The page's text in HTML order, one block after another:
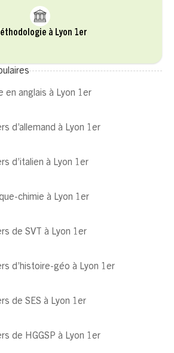
à Lyon 1er
en anglais à Lyon 1er
d’histoire-géo à Lyon 1er
de SES à Lyon 1er
de HGGSP à Lyon 1er
d’allemand à Lyon 1er
d’italien à Lyon 1er
chimie à Lyon 1er
de SVT à Lyon 1er